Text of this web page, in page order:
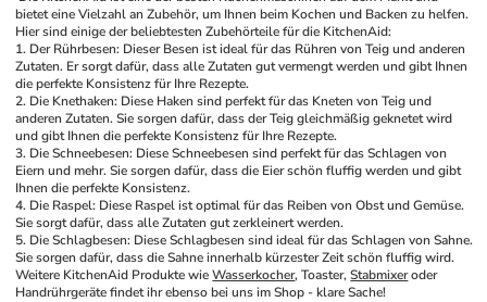
bietet eine Vielzahl an Zubehör, um Ihnen beim Kochen und Backen zu helfen.
Hier sind einige der beliebtesten Zubehörteile für die KitchenAid:
1. Der Rührbesen: Dieser Besen ist ideal für das Rühren von Teig und anderen
Zutaten. Er sorgt dafür, dass alle Zutaten gut vermengt werden und gibt Ihnen
die perfekte Konsistenz für Ihre Rezepte.
2. Die Knethaken: Diese Haken sind perfekt für das Kneten von Teig und
anderen Zutaten. Sie sorgen dafür, dass der Teig gleichmäßig geknetet wird
und gibt Ihnen die perfekte Konsistenz für Ihre Rezepte.
3. Die Schneebesen: Diese Schneebesen sind perfekt für das Schlagen von
Eiern und mehr. Sie sorgen dafür, dass die Eier schön fluffig werden und gibt
Ihnen die perfekte Konsistenz.
4. Die Raspel: Diese Raspel ist optimal für das Reiben von Obst und Gemüse.
Sie sorgt dafür, dass alle Zutaten gut zerkleinert werden.
5. Die Schlagbesen: Diese Schlagbesen sind ideal für das Schlagen von Sahne.
Sie sorgen dafür, dass die Sahne innerhalb kürzester Zeit schön fluffig wird.
Weitere KitchenAid Produkte wie Wasserkocher, Toaster, Stabmixer oder
Handrührgeräte findet ihr ebenso bei uns im Shop - klare Sache!